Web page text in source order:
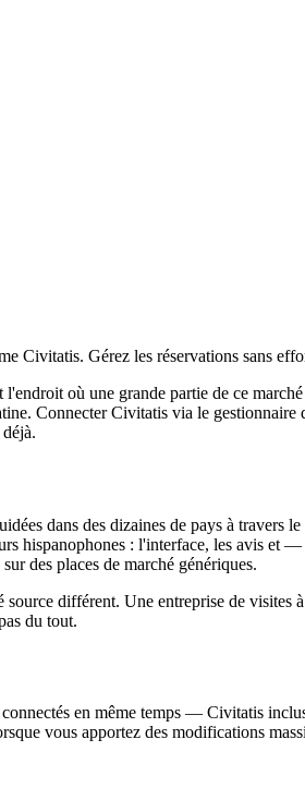
Civitatis. Gérez les réservations sans
où une grande partie de ce
Connecter Civitatis via le
dans des dizaines de pays à travers
hispanophones : l'interface, les avis et
des places de marché génériques.
différent. Une entreprise de visites
du tout.
en même temps — Civitatis
vous apportez des modifications